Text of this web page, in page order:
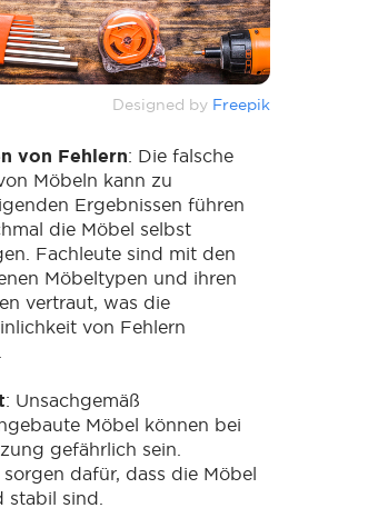
Designed by Freepik
von Fehlern: Die falsche
Möbeln kann zu
Ergebnissen führen
die Möbel selbst
Fachleute sind mit den
Möbeltypen und ihren
vertraut, was die
von Fehlern
: Unsachgemäß
Möbel können bei
gefährlich sein.
dafür, dass die Möbel
stabil sind.